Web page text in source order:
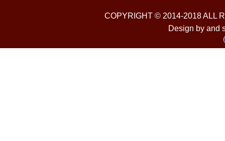
COPYRIGHT © 2014-2018 ALL
Design by and